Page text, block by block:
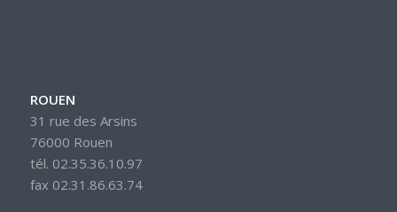
ROUEN
31 rue des Arsins
76000 Rouen
tél. 02.35.36.10.97
fax 02.31.86.63.74